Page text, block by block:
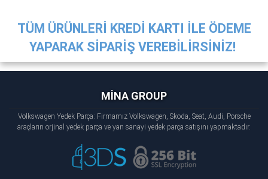
TÜM ÜRÜNLERİ KREDİ KARTI İLE ÖDEME
YAPARAK SİPARİŞ VEREBİLİRSİNİZ!
MİNA GROUP
Volkswagen Yedek Parça: Firmamız Volkswagen, Skoda, Seat, Audi, Porsche
araçların orjinal yedek parça ve yan sanayi yedek parça satışını yapmaktadır.